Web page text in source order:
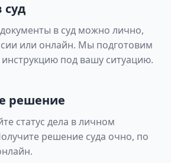
суд
в суд можно лично,
или онлайн. Мы подготовим
под вашу ситуацию.
решение
статус дела в личном
решение суда очно, по